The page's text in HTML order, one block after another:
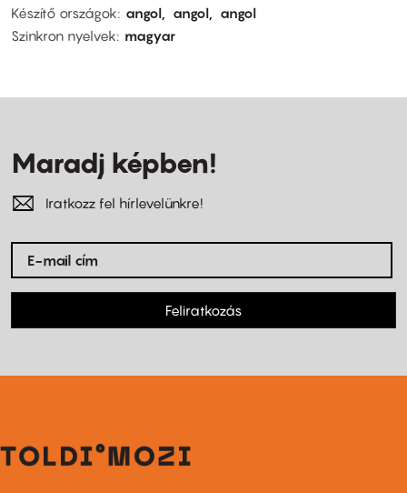
Készítő országok
angol angol
angol
Szinkron nyelvek
magyar
Maradj képben!
Iratkozz fel hírlevelünkre!
Feliratkozás